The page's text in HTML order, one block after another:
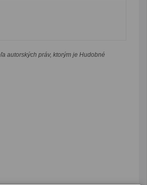
autorských práv, ktorým je Hudobné